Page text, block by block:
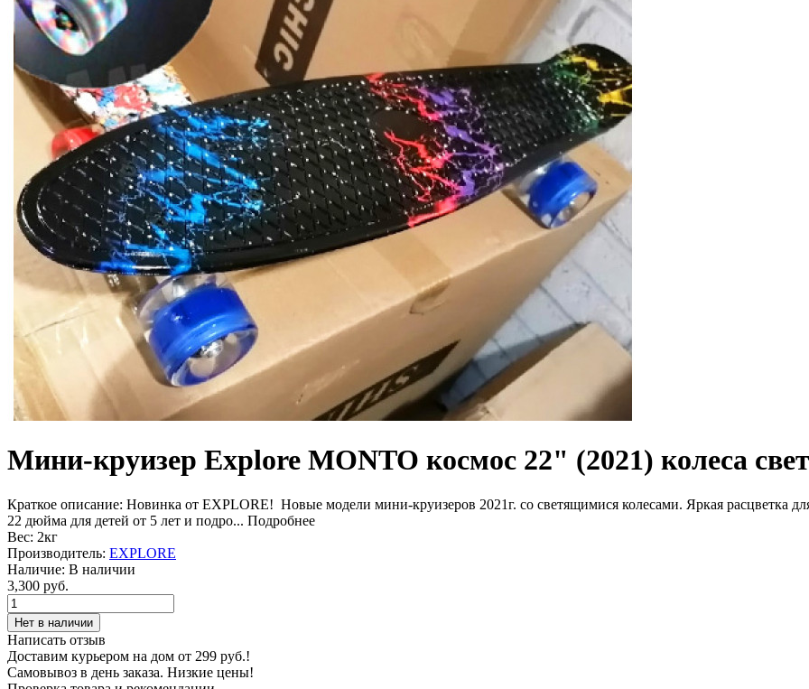
Мини-круизер Explore MONTO космос 22" (2021) колеса
Краткое описание: Новинка от EXPLORE! Новые модели мини-круизеров 2021г. со светящимися колесами. Яркая расцветка
22 дюйма для детей от 5 лет и подро... Подробнее
Вес: 2кг
Производитель: EXPLORE
Наличие: В наличии
3,300 руб.
Написать отзыв
Доставим курьером на дом от 299 руб.!
Самовывоз в день заказа. Низкие цены!